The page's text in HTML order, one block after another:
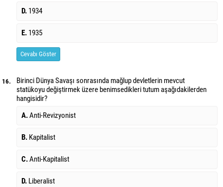
D. 1934
E. 1935
Cevabı Göster
16.
Birinci Dünya Savaşı sonrasında mağlup devletlerin mevcut
statükoyu değiştirmek üzere benimsedikleri tutum aşağıdakilerden
hangisidir?
A.Anti-Revizyonist
B. Kapitalist
C.Anti-Kapitalist
D. Liberalist